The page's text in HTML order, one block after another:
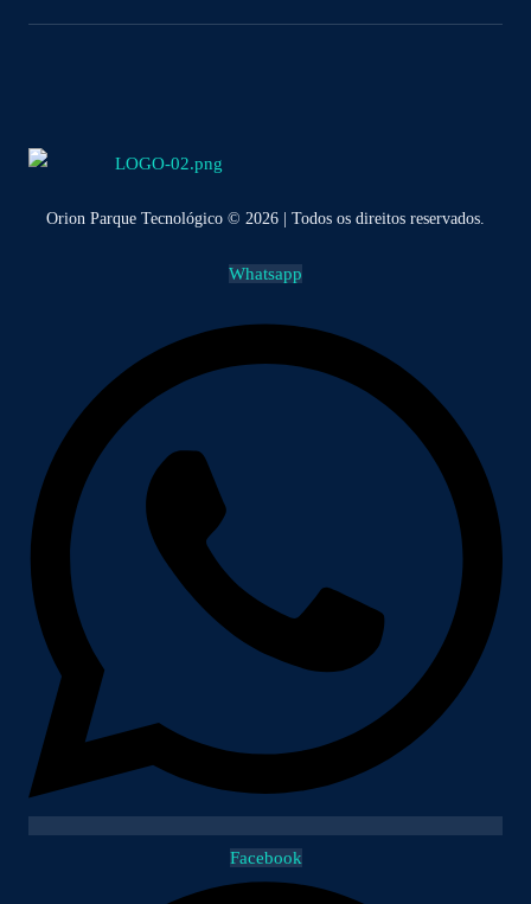
Orion Parque Tecnológico © 2026 | Todos os direitos reservados.
Whatsapp
Facebook